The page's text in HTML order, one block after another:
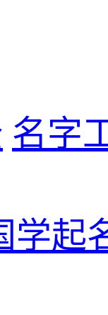
名字
学起